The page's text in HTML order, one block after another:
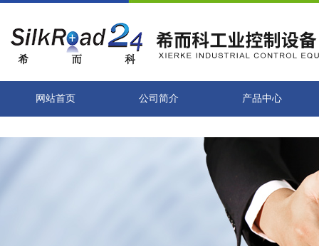
网站首页 公司简介 产品中心